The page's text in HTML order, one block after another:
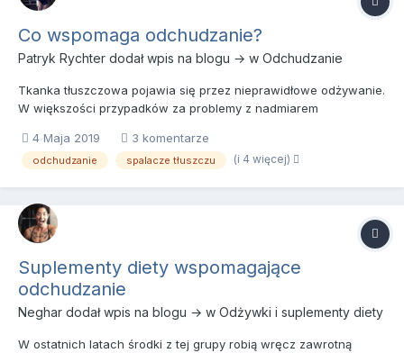
Co wspomaga odchudzanie?
Patryk Rychter dodał wpis na blogu → w Odchudzanie
Tkanka tłuszczowa pojawia się przez nieprawidłowe odżywanie.
W większości przypadków za problemy z nadmiarem
czas dostarczaliśmy do organizmu. Masa ciała człowieka
zaczyna wzrastać, jeżeli przyjmuje on znacznie większe ilości
4 Maja 2019 3 komentarze
odchudzanie spalacze tłuszczu (i 4 więcej)
Suplementy diety wspomagające
odchudzanie
Neghar dodał wpis na blogu → w Odżywki i suplementy diety
W ostatnich latach środki z tej grupy robią wręcz zawrotną